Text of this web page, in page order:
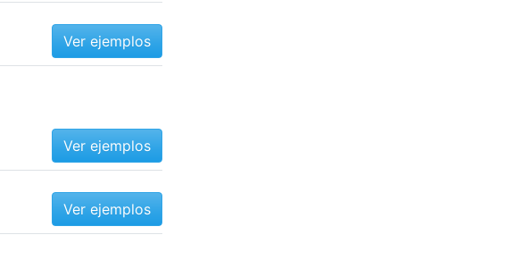
Ver ejemplos
Ver ejemplos
Ver ejemplos